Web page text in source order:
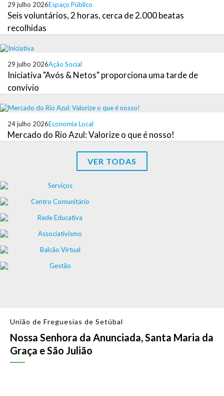
29 julho 2026Espaço Público
Seis voluntários, 2 horas, cerca de 2.000 beatas
recolhidas
29 julho 2026Ação Social
Iniciativa "Avós & Netos" proporciona uma tarde de
convívio
24 julho 2026Economia Local
Mercado do Rio Azul: Valorize o que é nosso!
VER TODAS
União de Freguesias de Setúbal
Nossa Senhora da Anunciada, Santa Maria da
Graça e São Julião